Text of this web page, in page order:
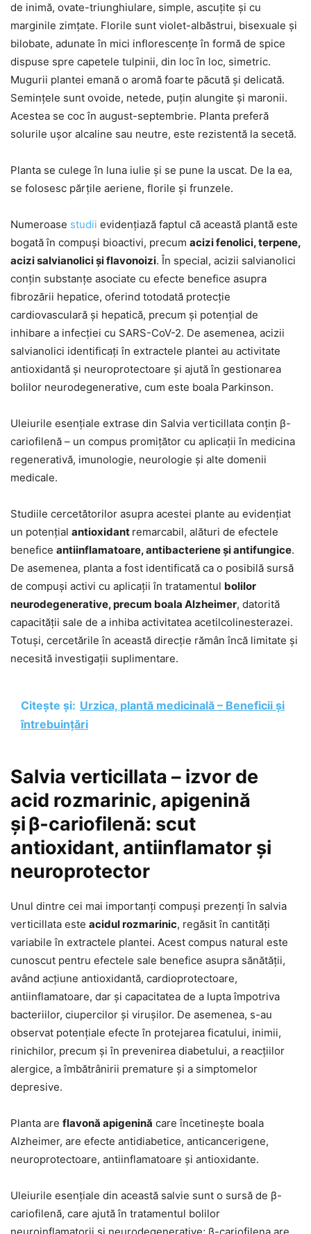
de inimă, ovate-triunghiulare, simple, ascuțite și cu
marginile zimțate. Florile sunt violet-albăstrui, bisexuale și
bilobate, adunate în mici inflorescențe în formă de spice
dispuse spre capetele tulpinii, din loc în loc, simetric.
Mugurii plantei emană o aromă foarte păcută și delicată.
Semințele sunt ovoide, netede, puțin alungite și maronii.
Acestea se coc în august-septembrie. Planta preferă
solurile ușor alcaline sau neutre, este rezistentă la secetă.
Planta se culege în luna iulie și se pune la uscat. De la ea,
se folosesc părțile aeriene, florile și frunzele.
Numeroase studii evidențiază faptul că această plantă este
bogată în compuși bioactivi, precum acizi fenolici, terpene,
acizi salvianolici și flavonoizi. În special, acizii salvianolici
conțin substanțe asociate cu efecte benefice asupra
fibrozării hepatice, oferind totodată protecție
cardiovasculară și hepatică, precum și potențial de
inhibare a infecției cu SARS-CoV-2. De asemenea, acizii
salvianolici identificați în extractele plantei au activitate
antioxidantă și neuroprotectoare și ajută în gestionarea
bolilor neurodegenerative, cum este boala Parkinson.
Uleiurile esențiale extrase din Salvia verticillata conțin β-
cariofilenă – un compus promițător cu aplicații în medicina
regenerativă, imunologie, neurologie și alte domenii
medicale.
Studiile cercetătorilor asupra acestei plante au evidențiat
un potențial antioxidant remarcabil, alături de efectele
benefice antiinflamatoare, antibacteriene și antifungice.
De asemenea, planta a fost identificată ca o posibilă sursă
de compuși activi cu aplicații în tratamentul bolilor
neurodegenerative, precum boala Alzheimer, datorită
capacității sale de a inhiba activitatea acetilcolinesterazei.
Totuși, cercetările în această direcție rămân încă limitate și
necesită investigații suplimentare.
Citește și: Urzica, plantă medicinală – Beneficii și
întrebuințări
Salvia verticillata – izvor de
acid rozmarinic, apigenină
și β‑cariofilenă: scut
antioxidant, antiinflamator și
neuroprotector
Unul dintre cei mai importanți compuși prezenți în salvia
verticillata este acidul rozmarinic, regăsit în cantități
variabile în extractele plantei. Acest compus natural este
cunoscut pentru efectele sale benefice asupra sănătății,
având acțiune antioxidantă, cardioprotectoare,
antiinflamatoare, dar și capacitatea de a lupta împotriva
bacteriilor, ciupercilor și virușilor. De asemenea, s-au
observat potențiale efecte în protejarea ficatului, inimii,
rinichilor, precum și în prevenirea diabetului, a reacțiilor
alergice, a îmbătrânirii premature și a simptomelor
depresive.
Planta are flavonă apigenină care încetinește boala
Alzheimer, are efecte antidiabetice, anticancerigene,
neuroprotectoare, antiinflamatoare și antioxidante.
Uleiurile esențiale din această salvie sunt o sursă de β-
cariofilenă, care ajută în tratamentul bolilor